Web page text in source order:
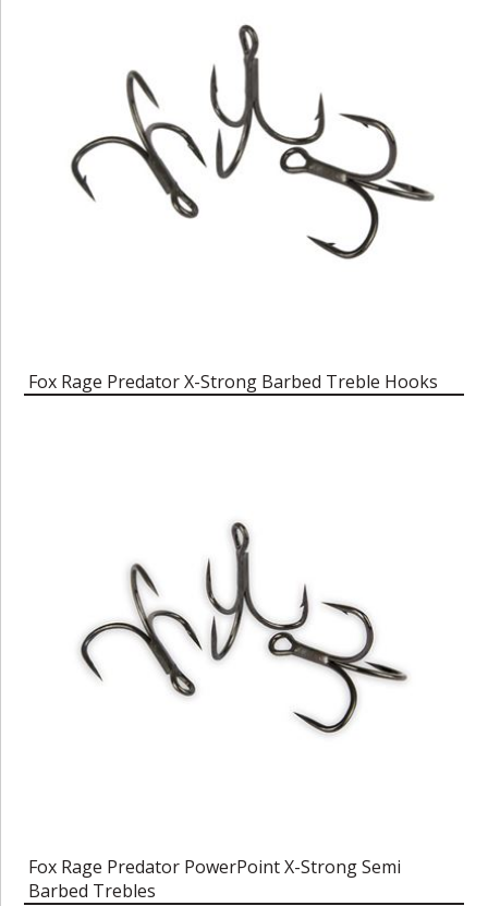
Fox Rage Predator X-Strong Barbed Treble Hooks
Fox Rage Predator PowerPoint X-Strong Semi
Barbed Trebles